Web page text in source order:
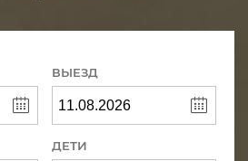
ВЫЕЗД
ДЕТИ